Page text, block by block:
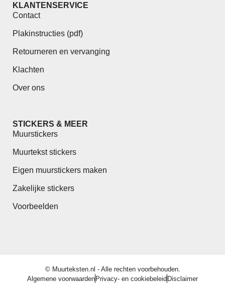
KLANTENSERVICE
Contact
Plakinstructies (pdf)
Retourneren en vervanging
Klachten
Over ons
STICKERS & MEER
Muurstickers
Muurtekst stickers
Eigen muurstickers maken
Zakelijke stickers
Voorbeelden
© Muurteksten.nl - Alle rechten voorbehouden.
Algemene voorwaarden Privacy- en cookiebeleid Disclaimer